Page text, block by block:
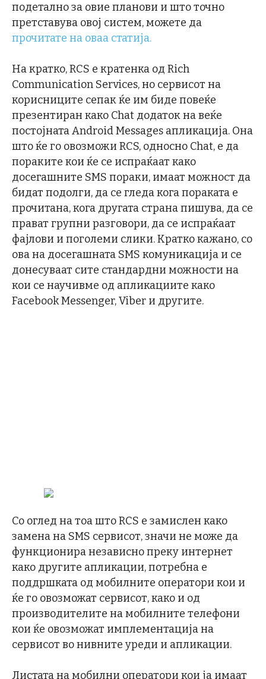
подетално за овие планови и што точно
претставува овој систем, можете да
прочитате на оваа статија.
На кратко, RCS е кратенка од Rich
Communication Services, но сервисот на
корисниците сепак ќе им биде повеќе
презентиран како Chat додаток на веќе
постојната Android Messages апликација. Она
што ќе го овозможи RCS, односно Chat, е да
пораките кои ќе се испраќаат како
досегашните SMS пораки, имаат можност да
бидат подолги, да се гледа кога пораката е
прочитана, кога другата страна пишува, да се
прават групни разговори, да се испраќаат
фајлови и поголеми слики. Кратко кажано, со
ова на досегашната SMS комуникација и се
донесуваат сите стандардни можности на
кои се научивме од апликациите како
Facebook Messenger, Viber и другите.
Со оглед на тоа што RCS е замислен како
замена на SMS сервисот, значи не може да
функционира независно преку интернет
како другите апликации, потребна е
поддршката од мобилните оператори кои и
ќе го овозможат сервисот, како и од
производителите на мобилните телефони
кои ќе овозможат имплементација на
сервисот во нивните уреди и апликации.
Листата на мобилни оператори кои ја имаат